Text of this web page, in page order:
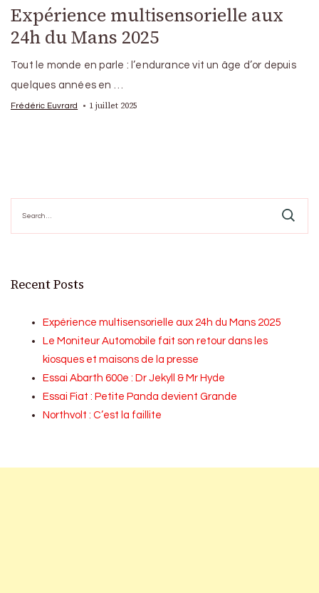
Expérience multisensorielle aux
24h du Mans 2025
Tout le monde en parle : l’endurance vit un âge d’or depuis
quelques années en …
Frédéric Euvrard 1 juillet 2025
for:
Recent Posts
Expérience multisensorielle aux 24h du Mans 2025
Le Moniteur Automobile fait son retour dans les
kiosques et maisons de la presse
Essai Abarth 600e : Dr Jekyll & Mr Hyde
Essai Fiat : Petite Panda devient Grande
Northvolt : C’est la faillite